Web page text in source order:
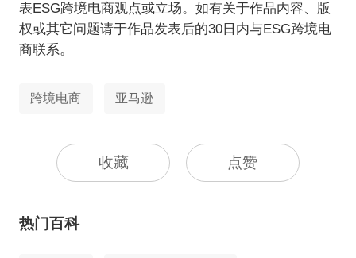
表ESG跨境电商观点或立场。如有关于作品内容、版
权或其它问题请于作品发表后的30日内与ESG跨境电
商联系。
跨境电商 亚马逊
收藏 点赞
热门百科